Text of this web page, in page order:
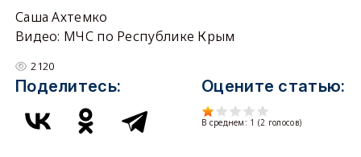
Саша Ахтемко
Видео: МЧС по Республике Крым
2120
Поделитесь: Оцените статью:
В среднем: 1 (2 голосов)